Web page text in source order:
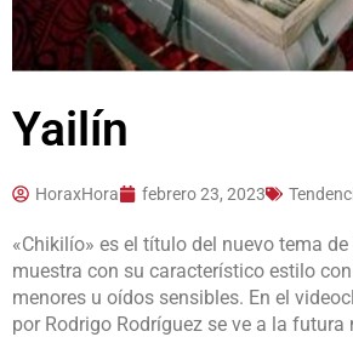
Yailín
HoraxHora febrero 23, 2023
«Chikilío» es el título del nuevo tema
muestra con su característico estilo
menores u oídos sensibles. En el
por Rodrigo Rodríguez se ve a la futura